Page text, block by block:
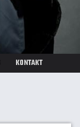
KONTAKT